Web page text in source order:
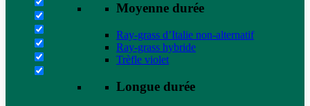
Moyenne durée
Ray-grass d’Italie non-alternatif
Ray-grass hybride
Trèfle violet
Longue durée